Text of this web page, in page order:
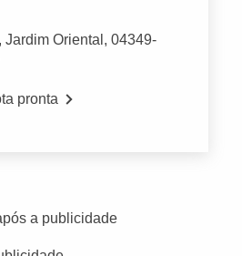
Jardim Oriental, 04349-
pronta
a publicidade